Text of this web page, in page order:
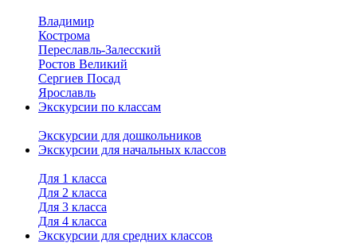
Владимир
Кострома
Переславль-Залесский
Ростов Великий
Сергиев Посад
Ярославль
Экскурсии по классам
Экскурсии для дошкольников
Экскурсии для начальных классов
Для 1 класса
Для 2 класса
Для 3 класса
Для 4 класса
Экскурсии для средних классов